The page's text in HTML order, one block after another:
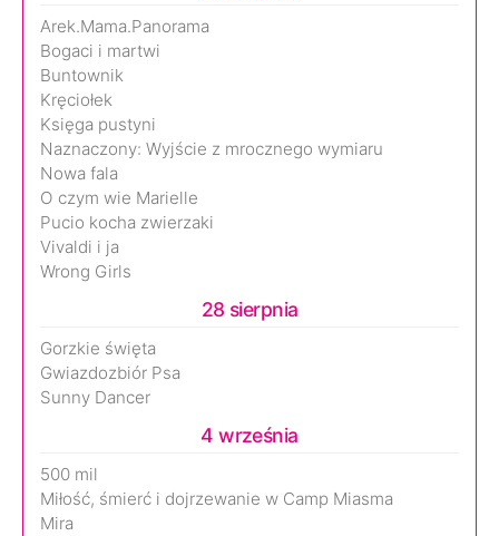
Arek.Mama.Panorama
Bogaci i martwi
Buntownik
Kręciołek
Księga pustyni
Naznaczony: Wyjście z mrocznego wymiaru
Nowa fala
O czym wie Marielle
Pucio kocha zwierzaki
Vivaldi i ja
Wrong Girls
28 sierpnia
Gorzkie święta
Gwiazdozbiór Psa
Sunny Dancer
4 września
500 mil
Miłość, śmierć i dojrzewanie w Camp Miasma
Mira